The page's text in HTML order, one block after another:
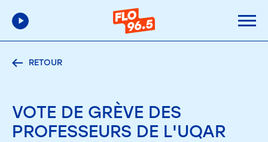
RETOUR
VOTE DE GRÈVE DES
PROFESSEURS DE L'UQAR